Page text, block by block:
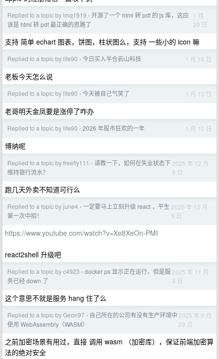
Replied to a topic by lmq1919 › 开源了一个 html 转 pdf 的 js 库，这应
该是 html 转 pdf 最正确的思路了
1 月
20 日
支持 简单 echart 图表，饼图，柱状图么，支持 一些小的 icon 嘛
Replied to a topic by life90 › 今日买入半仓岩山科技 1 月 16 日
老板今天怎么说
Replied to a topic by life90 › 今天被自己气笑了 1 月 13 日
老哥明天金凤要是涨停了咋办
Replied to a topic by life90 › 2026 年股市狂欢的一年 1 月 10 日
博纳呢
Replied to a topic by freefly111 › 请教一下，如何在失业状态下
维持银行流水？
2025 年 12 月
9 日
跑几天外卖不知道可行么
Replied to a topic by june4 › 一定要马上立刻升级 react ，平生
第一次中招！
2025 年 12 月
5 日
https://www.youtube.com/watch?v=Xe8XeOn-PMI
react2shell 升级吧
Replied to a topic by c4923 › docker ps 显示正在运行，但是服
务已经 down 了
2025 年 11 月
3 日
这个意思不就是服务 hang 住了么
Replied to a topic by Geon97 › 自己所在的公司有没有生产环境中
使用 WebAssembly（WASM）
2025 年 9 月
29 日
之前加密场景有用过，直接 调用 wasm （加密库），保证前端加密算
法的绝对安全